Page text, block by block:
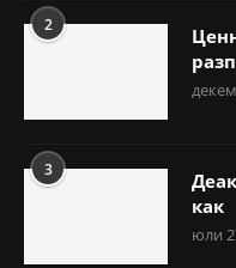
2
3
как
юли